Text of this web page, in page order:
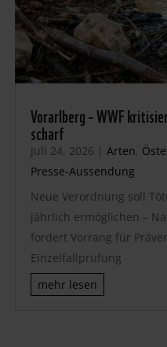
Vorarlberg – WWF
scharf
Juli 24, 2026 | Arten,
Presse-Aussendung
Neue Verordnung soll
jährlich ermöglichen –
fordert Vorrang für
Einzelfallprüfung
mehr lesen